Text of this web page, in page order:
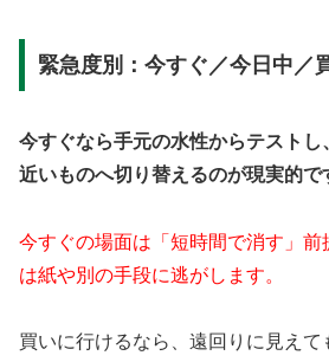
緊急度別：今すぐ／今日中／
今すぐなら手元の水性からテストし
近いものへ切り替えるのが現実的で
今すぐの場面は「短時間で消す」前
は紙や別の手段に逃がします。
買いに行けるなら、遠回りに見え